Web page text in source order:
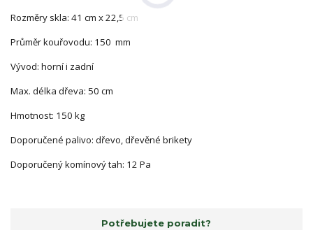
Rozměry skla: 41 cm x 22,5 cm
Průměr kouřovodu: 150 mm
Vývod: horní i zadní
Max. délka dřeva: 50 cm
Hmotnost: 150 kg
Doporučené palivo: dřevo, dřevěné brikety
Doporučený komínový tah: 12 Pa
Potřebujete poradit?